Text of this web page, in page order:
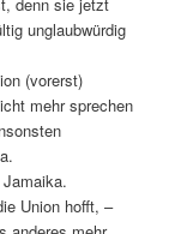
unglaubwürdig
(vorerst)
mehr sprechen
Union hofft, –